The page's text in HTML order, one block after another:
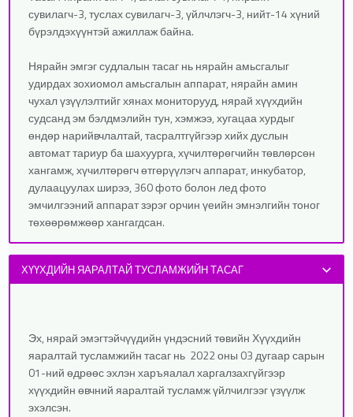
сувилагч-3, туслах сувилагч-3, үйлчлэгч-3, нийт-14 хүний
бүрэлдэхүүнтэй ажиллаж байна.
Нярайн эмгэг судлалын тасаг нь нярайн амьсгалыг
удирдах зохиомол амьсгалын аппарат, нярайн амин
чухал үзүүлэлтийг хянах мониторууд, нярай хүүхдийн
судсанд эм бэлдмэлийн тун, хэмжээ, хугацаа хурдыг
өндөр нарийвчлалтай, тасралтгүйгээр хийх дуслын
автомат тариур ба шахуурга, хүчилтөрөгчийн төвлөрсөн
хангамж, хүчилтөрөгч өтгөрүүлэгч аппарат, инкубатор,
дулаацуулах ширээ, 360 фото болон лед фото
эмчилгээний аппарат зэрэг орчин үеийн эмнэлгийн тоног
төхөөрөмжөөр хангагдсан.
ХҮҮХДИЙН ЯАРАЛТАЙ ТУСЛАМЖИЙН ТАСАГ
Эх, нярай эмэгтэйчүүдийн үндэсний төвийн Хүүхдийн
яаралтай тусламжийн тасаг нь 2022 оны 03 дугаар сарын
01-ний өдрөөс эхлэн харъяалал харгалзахгүйгээр
хүүхдийн өвчний яаралтай тусламж үйлчилгээг үзүүлж
эхэлсэн.